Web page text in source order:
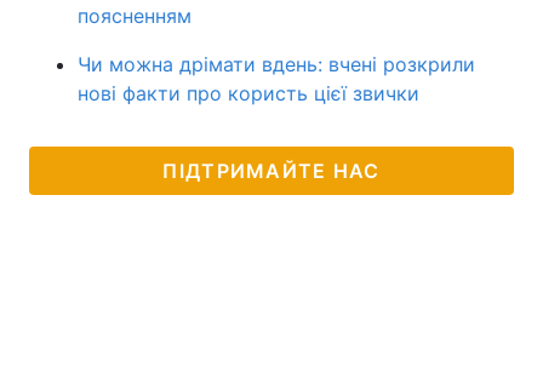
поясненням
Чи можна дрімати вдень: вчені розкрили
нові факти про користь цієї звички
ПІДТРИМАЙТЕ НАС